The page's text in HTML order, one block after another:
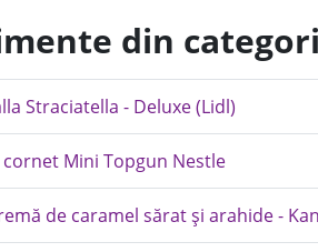
din
Straciatella - Deluxe (Lidl)
Mini Topgun Nestle
de caramel sărat și arahide -